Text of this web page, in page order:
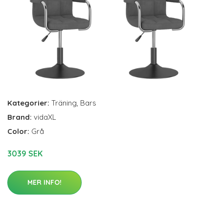
Kategorier: Träning, Bars
Brand: vidaXL
Color: Grå
3039 SEK
MER INFO!